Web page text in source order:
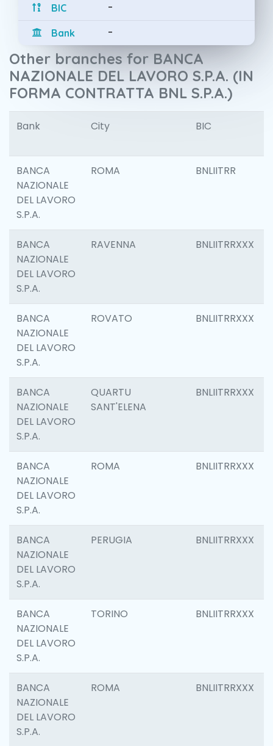
BIC -
Bank -
Other branches for BANCA
NAZIONALE DEL LAVORO S.P.A. (IN
FORMA CONTRATTA BNL S.P.A.)
Bank City BIC
BANCA
NAZIONALE
DEL LAVORO
S.P.A.
ROMA BNLIITRR
BANCA
NAZIONALE
DEL LAVORO
S.P.A.
RAVENNA BNLIITRRXXX
BANCA
NAZIONALE
DEL LAVORO
S.P.A.
ROVATO BNLIITRRXXX
BANCA
NAZIONALE
DEL LAVORO
S.P.A.
QUARTU
SANT'ELENA
BNLIITRRXXX
BANCA
NAZIONALE
DEL LAVORO
S.P.A.
ROMA BNLIITRRXXX
BANCA
NAZIONALE
DEL LAVORO
S.P.A.
PERUGIA BNLIITRRXXX
BANCA
NAZIONALE
DEL LAVORO
S.P.A.
TORINO BNLIITRRXXX
BANCA
NAZIONALE
DEL LAVORO
S.P.A.
ROMA BNLIITRRXXX